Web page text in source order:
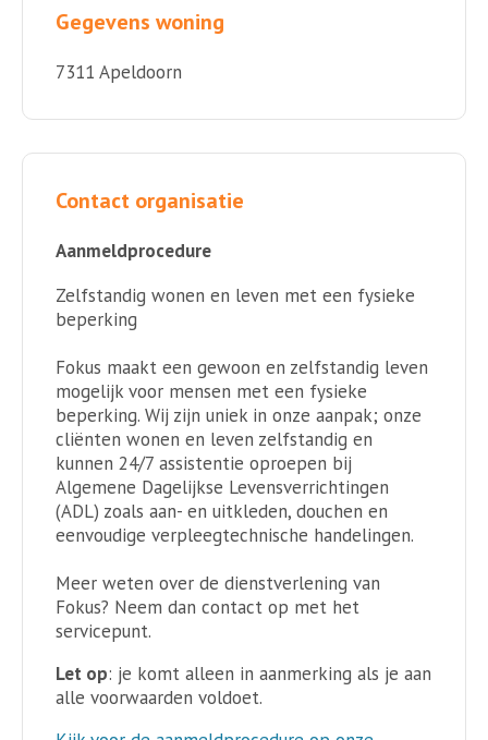
Gegevens woning
7311 Apeldoorn
Contact organisatie
Aanmeldprocedure
Zelfstandig wonen en leven met een fysieke
beperking
Fokus maakt een gewoon en zelfstandig leven
mogelijk voor mensen met een fysieke
beperking. Wij zijn uniek in onze aanpak; onze
cliënten wonen en leven zelfstandig en
kunnen 24/7 assistentie oproepen bij
Algemene Dagelijkse Levensverrichtingen
(ADL) zoals aan- en uitkleden, douchen en
eenvoudige verpleegtechnische handelingen.
Meer weten over de dienstverlening van
Fokus? Neem dan contact op met het
servicepunt.
Let op: je komt alleen in aanmerking als je aan
alle voorwaarden voldoet.